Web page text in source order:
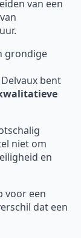
van een
grondige
bent
niet om
en
voor een
dat een